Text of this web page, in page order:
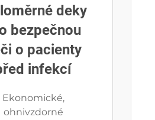
deky
bezpečnou
o pacienty
infekcí
Ekonomické,
ohnivzdorné